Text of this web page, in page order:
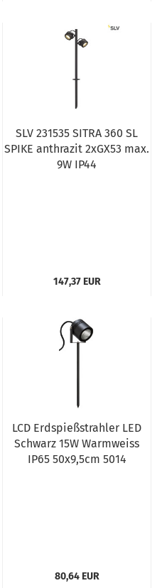
SLV 231535 SITRA 360 SL
SPIKE anthrazit 2xGX53 max.
9W IP44
147,37 EUR
LCD Erdspießstrahler LED
Schwarz 15W Warmweiss
IP65 50x9,5cm 5014
80,64 EUR